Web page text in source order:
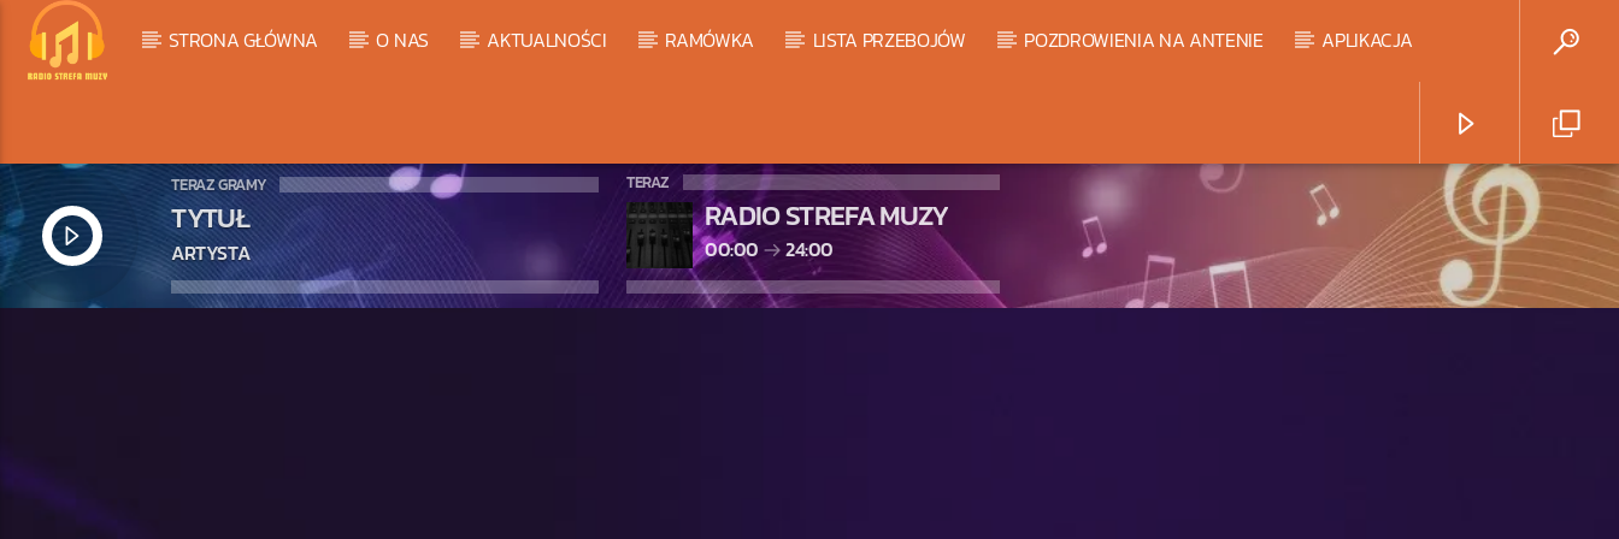
STRONA GŁÓWNA O NAS AKTUALNOŚCI RAMÓWKA LISTA PRZEBOJÓW POZDROWIENIA NA ANTENIE APLIKACJA
TERAZ GRAMY
TYTUŁ
ARTYSTA
TERAZ
RADIO STREFA MUZY
00:00 24:00